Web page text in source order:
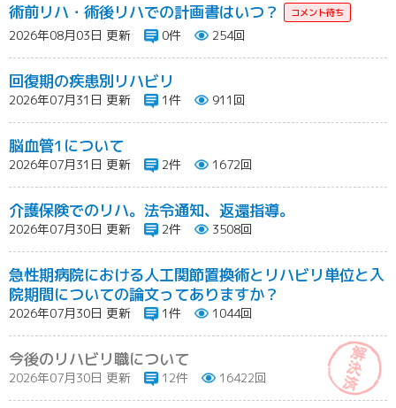
術前リハ・術後リハでの計画書はいつ？
2026年08月03日 更新 0件 254回
回復期の疾患別リハビリ
2026年07月31日 更新 1件 911回
脳血管1について
2026年07月31日 更新 2件 1672回
介護保険でのリハ。法令通知、返還指導。
2026年07月30日 更新 2件 3508回
急性期病院における人工関節置換術とリハビリ単位と入
院期間についての論文ってありますか？
2026年07月30日 更新 1件 1044回
今後のリハビリ職について
2026年07月30日 更新 12件 16422回